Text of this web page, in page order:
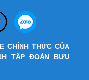
CHÍNH THỨC CỦA
TẬP ĐOÀN BƯU